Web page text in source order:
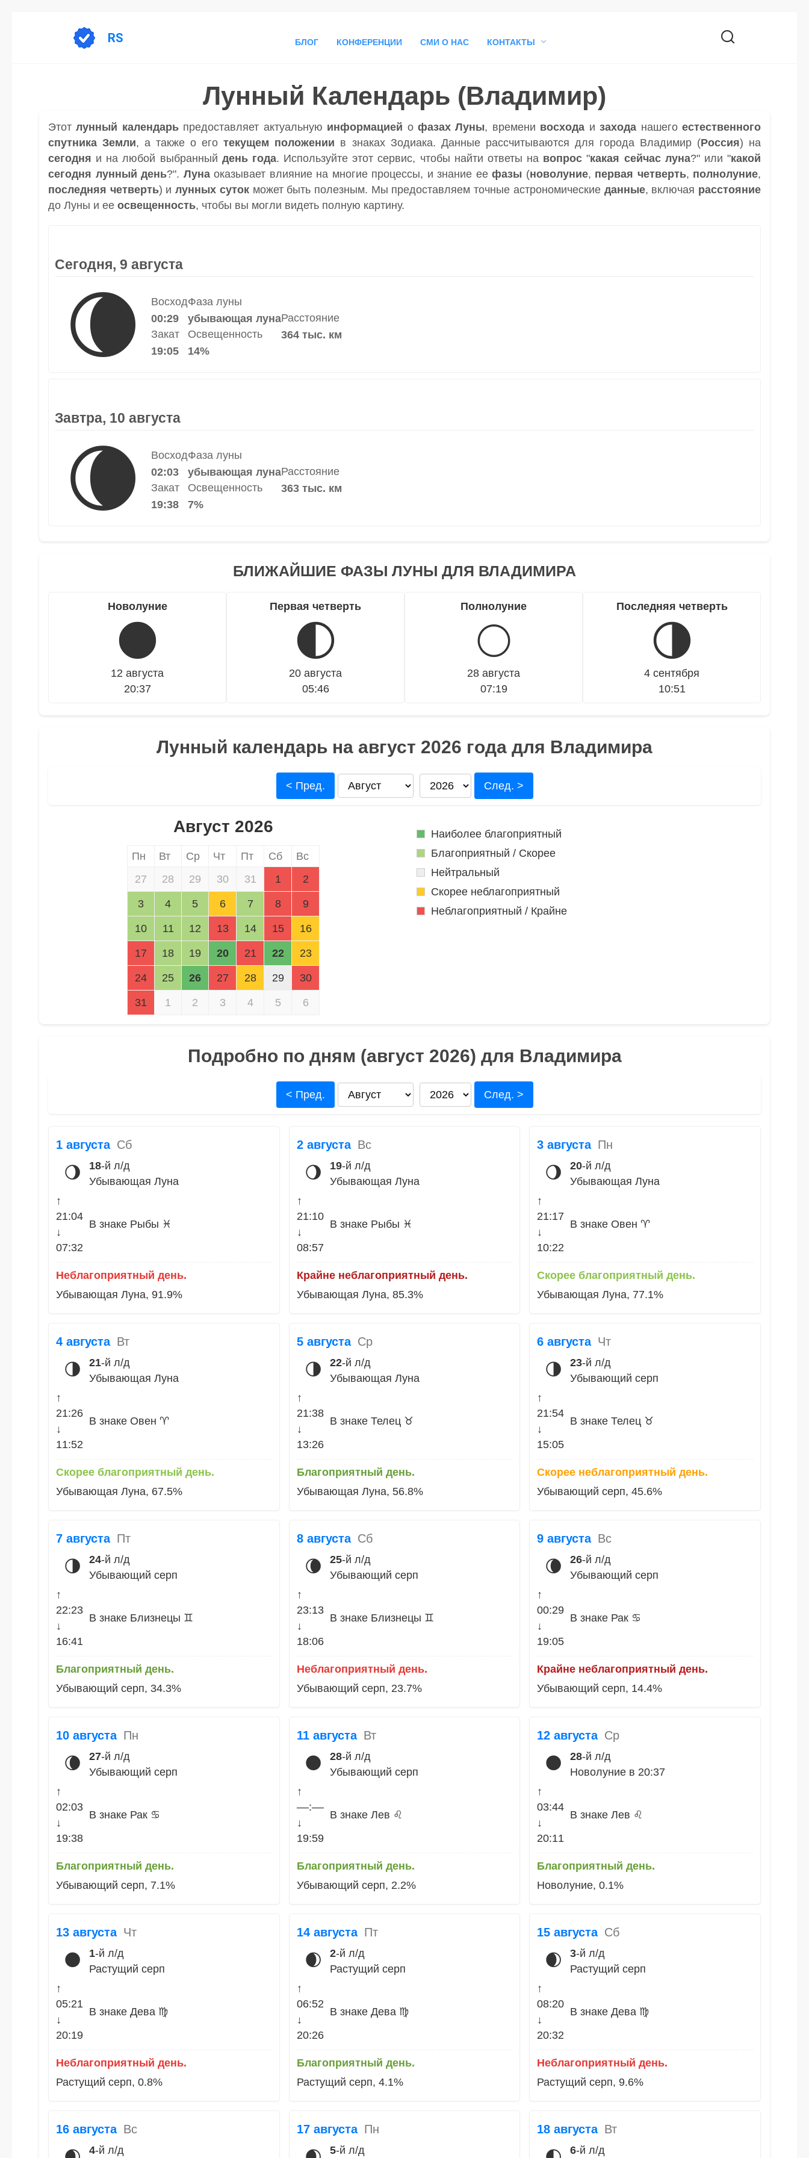
RS БЛОГ КОНФЕРЕНЦИИ СМИ О НАС КОНТАКТЫ
Лунный Календарь (Владимир)
Этотлунный календарьпредоставляет актуальную информацией офазах Луны, времени восхода изахода нашегоестественного
спутника Земли, а также о еготекущем положении в знаках Зодиака. Данные рассчитываются для города Владимир (Россия) на
сегодня и на любой выбранный день года. Используйте этот сервис, чтобы найти ответы на вопрос "какая сейчас луна?" или "какой
сегодня лунный день?". Лунаоказывает влияние на многие процессы, и знание ее фазы (новолуние, первая четверть, полнолуние,
последняя четверть) илунных сутокможет быть полезным. Мы предоставляем точные астрономические данные, включая расстояние
до Луны и ее освещенность, чтобы вы могли видеть полную картину.
Сегодня, 9 августа
🌘
Восход
00:29
Закат
19:05
Фаза луны
убывающая луна
Освещенность
14%
Расстояние
364 тыс. км
Завтра, 10 августа
🌘
Восход
02:03
Закат
19:38
Фаза луны
убывающая луна
Освещенность
7%
Расстояние
363 тыс. км
БЛИЖАЙШИЕ ФАЗЫ ЛУНЫ ДЛЯ ВЛАДИМИРА
Новолуние
🌑
12 августа
20:37
Первая четверть
🌓
20 августа
05:46
Полнолуние
🌕
28 августа
07:19
Последняя четверть
🌗
4 сентября
10:51
Лунный календарь на август 2026 года для Владимира
< Пред. След. >
Август 2026
Пн Вт Ср Чт Пт Сб
Вс
27
28 29 30 31 1 2
3 4 5 6 7 8 9
10 11 12 13 14 15 16
17 18 19 20 21 22 23
24 25 26 27 28 29 30
31 1 2 3 4 5 6
Наиболее благоприятный
Благоприятный / Скорее
Нейтральный
Скорее неблагоприятный
Неблагоприятный / Крайне
Подробно по дням (август 2026) для Владимира
< Пред. След. >
1 августа Сб
🌖 18-й л/д
Убывающая Луна
↑
21:04
↓
07:32
В знаке Рыбы ♓
Неблагоприятный день.
Убывающая Луна, 91.9%
2 августа Вс
🌖 19-й л/д
Убывающая Луна
↑
21:10
↓
08:57
В знаке Рыбы ♓
Крайне неблагоприятный день.
Убывающая Луна, 85.3%
3 августа Пн
🌖 20-й л/д
Убывающая Луна
↑
21:17
↓
10:22
В знаке Овен ♈
Скорее благоприятный день.
Убывающая Луна, 77.1%
4 августа Вт
🌗 21-й л/д
Убывающая Луна
↑
21:26
↓
11:52
В знаке Овен ♈
Скорее благоприятный день.
Убывающая Луна, 67.5%
5 августа Ср
🌗 22-й л/д
Убывающая Луна
↑
21:38
↓
13:26
В знаке Телец ♉
Благоприятный день.
Убывающая Луна, 56.8%
6 августа Чт
🌗 23-й л/д
Убывающий серп
↑
21:54
↓
15:05
В знаке Телец ♉
Скорее неблагоприятный день.
Убывающий серп, 45.6%
7 августа Пт
🌗 24-й л/д
Убывающий серп
↑
22:23
↓
16:41
В знаке Близнецы ♊
Благоприятный день.
Убывающий серп, 34.3%
8 августа Сб
🌘 25-й л/д
Убывающий серп
↑
23:13
↓
18:06
В знаке Близнецы ♊
Неблагоприятный день.
Убывающий серп, 23.7%
9 августа Вс
🌘 26-й л/д
Убывающий серп
↑
00:29
↓
19:05
В знаке Рак ♋
Крайне неблагоприятный день.
Убывающий серп, 14.4%
10 августа Пн
🌘 27-й л/д
Убывающий серп
↑
02:03
↓
19:38
В знаке Рак ♋
Благоприятный день.
Убывающий серп, 7.1%
11 августа Вт
🌑 28-й л/д
Убывающий серп
↑
––:––
↓
19:59
В знаке Лев ♌
Благоприятный день.
Убывающий серп, 2.2%
12 августа Ср
🌑 28-й л/д
Новолуние в 20:37
↑
03:44
↓
20:11
В знаке Лев ♌
Благоприятный день.
Новолуние, 0.1%
13 августа Чт
🌑 1-й л/д
Растущий серп
↑
05:21
↓
20:19
В знаке Дева ♍
Неблагоприятный день.
Растущий серп, 0.8%
14 августа Пт
🌒 2-й л/д
Растущий серп
↑
06:52
↓
20:26
В знаке Дева ♍
Благоприятный день.
Растущий серп, 4.1%
15 августа Сб
🌒 3-й л/д
Растущий серп
↑
08:20
↓
20:32
В знаке Дева ♍
Неблагоприятный день.
Растущий серп, 9.6%
16 августа Вс
4-й л/д
17 августа Пн
5-й л/д
18 августа Вт
6-й л/д